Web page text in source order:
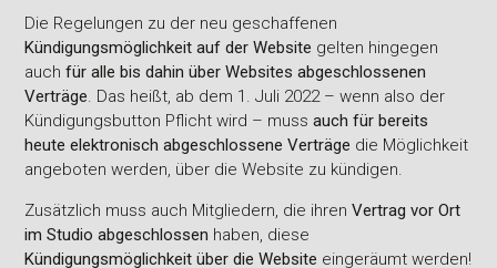
Die Regelungen zu der neu geschaffenen
Kündigungsmöglichkeit auf der Website gelten hingegen
auchfür alle bis dahin über Websites abgeschlossenen
Verträge. Das heißt, ab dem 1. Juli 2022 – wenn also der
Kündigungsbutton Pflicht wird – mussauch für bereits
heute elektronisch abgeschlossene Verträge die Möglichkeit
angeboten werden, über die Website zu kündigen.
Zusätzlich muss auch Mitgliedern, die ihrenVertrag vor Ort
im Studio abgeschlossen haben, diese
Kündigungsmöglichkeit über die Website eingeräumt werden!